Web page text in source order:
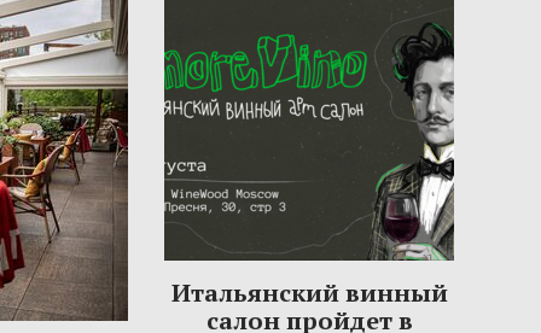
Итальянский винный
салон пройдет в